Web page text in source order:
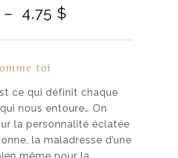
– 4,75 $
d
e
p
r
toi
ce qui définit chaque
nous entoure… On
la personnalité éclatée
la maladresse d’une